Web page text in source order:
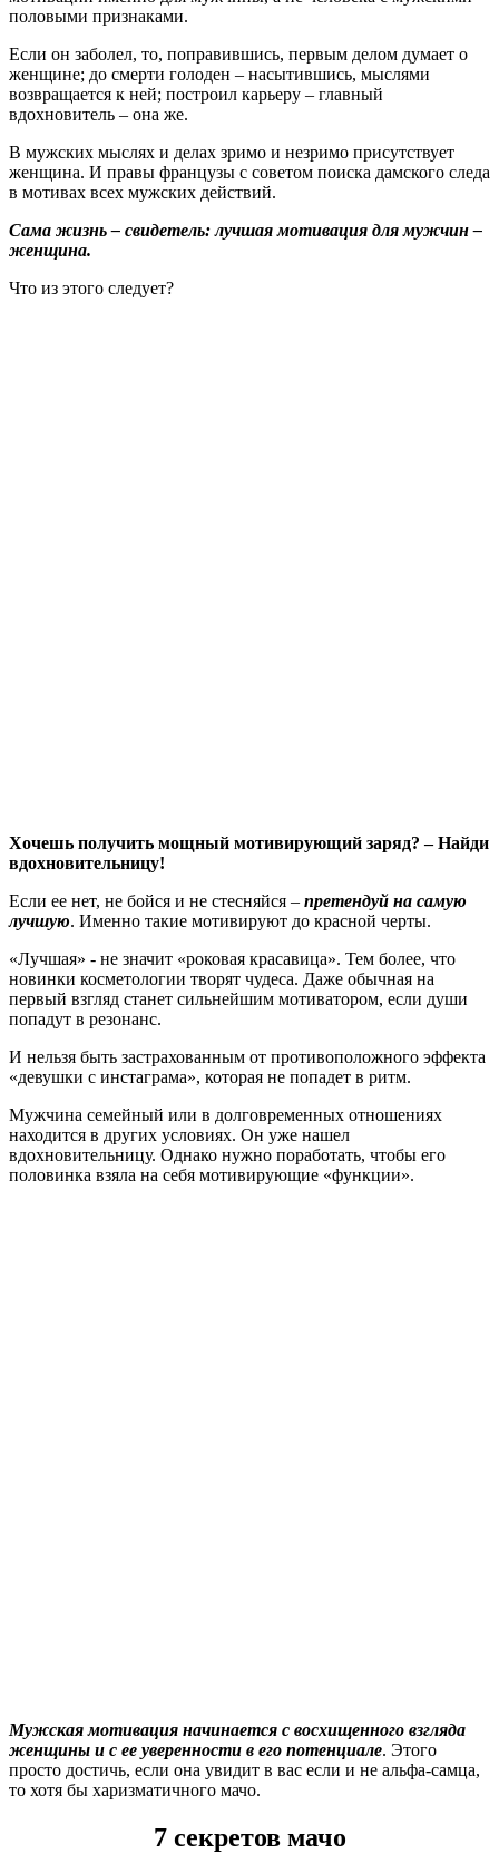
половыми признаками.
Если он заболел, то, поправившись, первым делом думает о
женщине; до смерти голоден – насытившись, мыслями
возвращается к ней; построил карьеру – главный
вдохновитель – она же.
В мужских мыслях и делах зримо и незримо присутствует
женщина. И правы французы с советом поиска дамского следа
в мотивах всех мужских действий.
Сама жизнь – свидетель: лучшая мотивация для мужчин –
женщина.
Что из этого следует?
Хочешь получить мощный мотивирующий заряд? – Найди
вдохновительницу!
Если ее нет, не бойся и не стесняйся – претендуй на самую
лучшую. Именно такие мотивируют до красной черты.
«Лучшая» - не значит «роковая красавица». Тем более, что
новинки косметологии творят чудеса. Даже обычная на
первый взгляд станет сильнейшим мотиватором, если души
попадут в резонанс.
И нельзя быть застрахованным от противоположного эффекта
«девушки с инстаграма», которая не попадет в ритм.
Мужчина семейный или в долговременных отношениях
находится в других условиях. Он уже нашел
вдохновительницу. Однако нужно поработать, чтобы его
половинка взяла на себя мотивирующие «функции».
Мужская мотивация начинается с восхищенного взгляда
женщины и с ее уверенности в его потенциале. Этого
просто достичь, если она увидит в вас если и не альфа-самца,
то хотя бы харизматичного мачо.
7 секретов мачо